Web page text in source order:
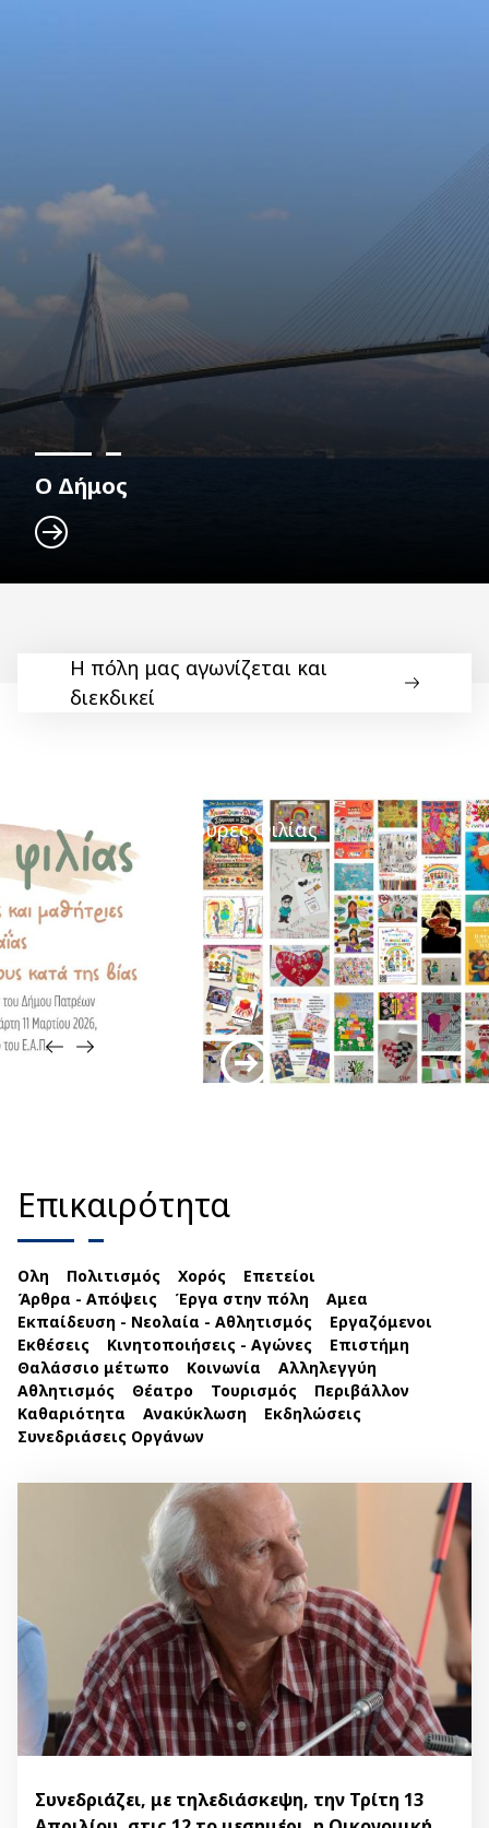
Ο Δήμος
Η πόλη μας αγωνίζεται και
διεκδικεί
Γέφυρες Φιλίας
Επικαιρότητα
Ολη Πολιτισμός Χορός
Επετείοι
Άρθρα - Απόψεις
Έργα στην πόλη
Αμεα
Εκπαίδευση - Νεολαία - Αθλητισμός
Εργαζόμενοι
Εκθέσεις
Κινητοποιήσεις - Αγώνες
Επιστήμη
Θαλάσσιο μέτωπο
Κοινωνία
Αλληλεγγύη
Αθλητισμός
Θέατρο Τουρισμός
Περιβάλλον
Καθαριότητα
Ανακύκλωση
Εκδηλώσεις
Συνεδριάσεις Οργάνων
Συνεδριάζει, με τηλεδιάσκεψη, την Τρίτη 13